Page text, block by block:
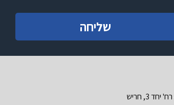
שליחה
רח' יחד 3, חריש